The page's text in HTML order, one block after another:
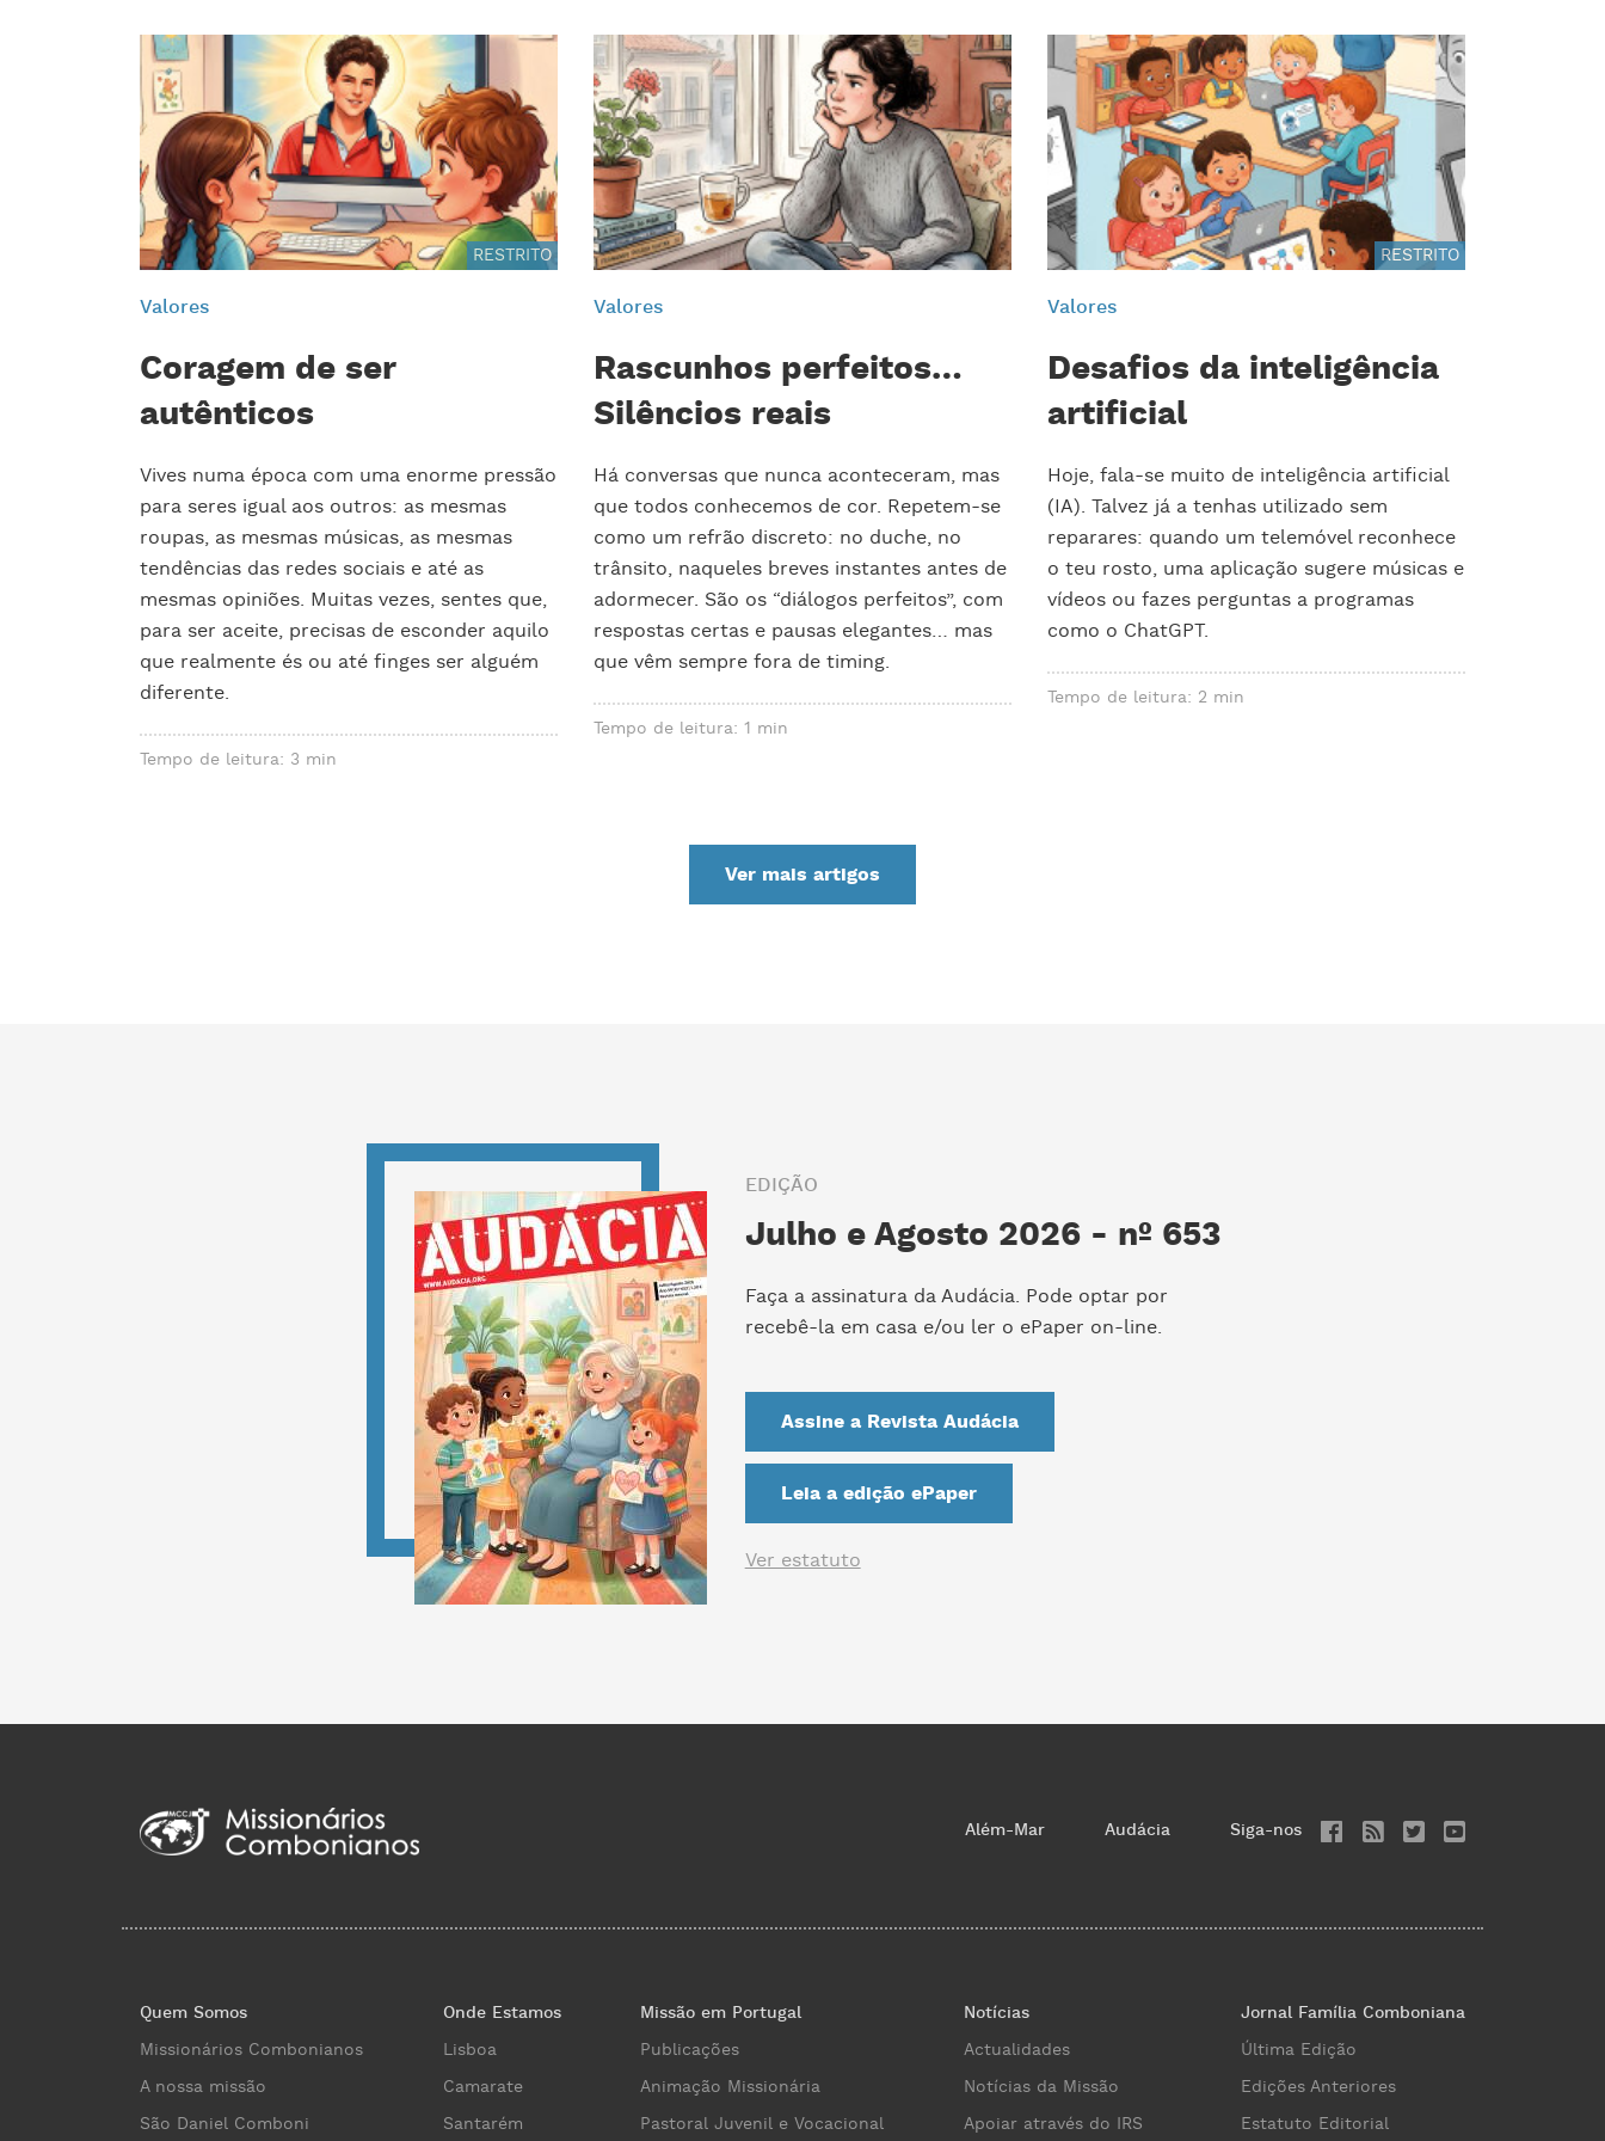
RESTRITO
Valores
Coragem de ser
autênticos
Vives numa época com uma enorme pressão
para seres igual aos outros: as mesmas
roupas, as mesmas músicas, as mesmas
tendências das redes sociais e até as
mesmas opiniões. Muitas vezes, sentes que,
para ser aceite, precisas de esconder aquilo
que realmente és ou até finges ser alguém
diferente.
Tempo de leitura: 3 min
Valores
Rascunhos perfeitos…
Silêncios reais
Há conversas que nunca aconteceram, mas
que todos conhecemos de cor. Repetem-se
como um refrão discreto: no duche, no
trânsito, naqueles breves instantes antes de
adormecer. São os “diálogos perfeitos”, com
respostas certas e pausas elegantes… mas
que vêm sempre fora de timing.
Tempo de leitura: 1 min
RESTRITO
Valores
Desafios da inteligência
artificial
Hoje, fala-se muito de inteligência artificial
(IA). Talvez já a tenhas utilizado sem
reparares: quando um telemóvel reconhece
o teu rosto, uma aplicação sugere músicas e
vídeos ou fazes perguntas a programas
como o ChatGPT.
Tempo de leitura: 2 min
Ver mais artigos
EDIÇÃO
Julho e Agosto 2026 - nº 653
Faça a assinatura da Audácia. Pode optar por
recebê-la em casa e/ou ler o ePaper on-line.
Assine a Revista Audácia
Leia a edição ePaper
Ver estatuto
Além-Mar Audácia Siga-nos
Quem Somos
Missionários Combonianos
A nossa missão
São Daniel Comboni
Onde Estamos
Lisboa
Camarate
Santarém
Missão em Portugal
Publicações
Animação Missionária
Pastoral Juvenil e Vocacional
Notícias
Actualidades
Notícias da Missão
Apoiar através do IRS
Jornal Família Comboniana
Última Edição
Edições Anteriores
Estatuto Editorial